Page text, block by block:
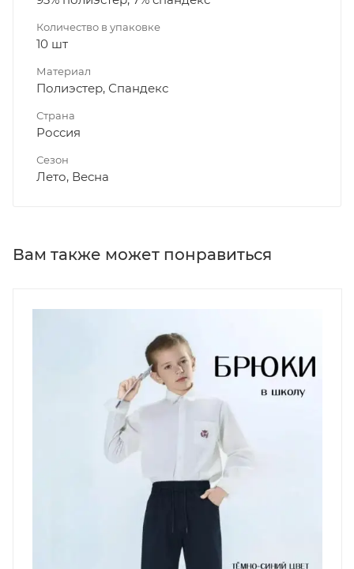
Количество в упаковке
10 шт
Материал
Полиэстер, Спандекс
Страна
Россия
Сезон
Лето, Весна
Вам также может понравиться